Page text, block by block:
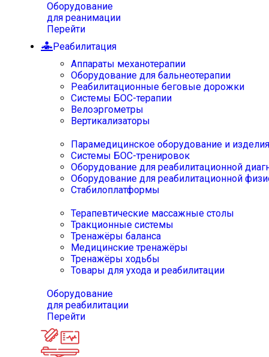
Оборудование
для реанимации
Перейти
Реабилитация
Аппараты механотерапии
Оборудование для бальнеотерапии
Реабилитационные беговые дорожки
Системы БОС-терапии
Велоэргометры
Вертикализаторы
Парамедицинское оборудование и изделия
Системы БОС-тренировок
Оборудование для реабилитационной
Оборудование для реабилитационной
Стабилоплатформы
Терапевтические массажные столы
Тракционные системы
Тренажёры баланса
Медицинские тренажёры
Тренажёры ходьбы
Товары для ухода и реабилитации
Оборудование
для реабилитации
Перейти